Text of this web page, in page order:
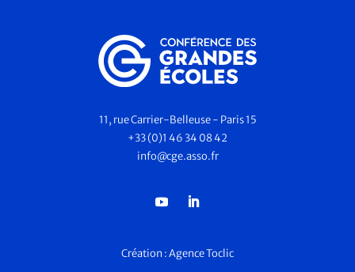
11, rue Carrier-Belleuse - Paris 15
+33 (0)1 46 34 08 42
info@cge.asso.fr
Création :Agence Toclic